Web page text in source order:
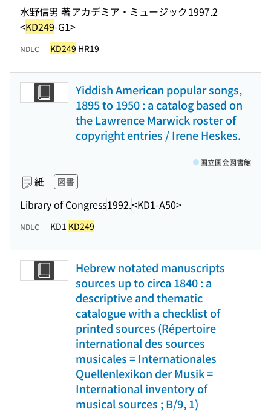
水野信男 著アカデミア・ミュージック1997.2
<KD249-G1>
NDLC KD249 HR19
Yiddish American popular songs,
1895 to 1950 : a catalog based on
the Lawrence Marwick roster of
copyright entries / Irene Heskes.
紙 図書
Library of Congress1992.<KD1-A50>
国立国会図書館
NDLC KD1 KD249
Hebrew notated manuscripts
sources up to circa 1840 : a
descriptive and thematic
catalogue with a checklist of
printed sources (Répertoire
international des sources
musicales = Internationales
Quellenlexikon der Musik =
International inventory of
musical sources ; B/9, 1)